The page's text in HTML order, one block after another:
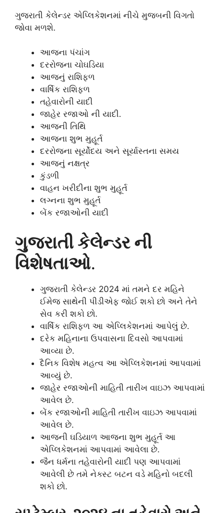
ગુજરાતી કેલેન્ડર એપ્લિકેશનમાં નીચે મુજબની વિગતો
જોવા મળશે.
આજના પંચાંગ
દરરોજના ચોઘડિયા
આજનું રાશિફળ
વાર્ષિક રાશિફળ
તહેવારોની યાદી
જાહેર રજાઓ ની યાદી.
આજની તિથિ
આજના શુભ મુહૂર્ત
દરરોજના સૂર્યોદય અને સૂર્યાસ્તના સમય
આજનું નક્ષત્ર
કુંડળી
વાહન ખરીદીના શુભ મુહૂર્ત
લગ્નના શુભ મુહૂર્ત
બેંક રજાઓની યાદી
ગુજરાતી કેલેન્ડર ની
વિશેષતાઓ.
ગુજરાતી કેલેન્ડર 2024 માં તમને દર મહિને
ઈમેજ સાથેની પીડીએફ જોઈ શકો છો અને તેને
સેવ કરી શકો છો.
વાર્ષિક રાશિફળ આ એપ્લિકેશનમાં આપેલું છે.
દરેક મહિનાના ઉપવાસના દિવસો આપવામાં
આવ્યા છે.
દૈનિક વિશેષ મહત્વ આ એપ્લિકેશનમાં આપવામાં
આવ્યું છે.
જાહેર રજાઓની માહિતી તારીખ વાઇઝ આપવામાં
આવેલ છે.
બેંક રજાઓની માહિતી તારીખ વાઇઝ આપવામાં
આવેલ છે.
આજની ઘડિયાળ આજના શુભ મુહૂર્ત આ
એપ્લિકેશનમાં આપવામાં આવેલા છે.
જૈન ધર્મના તહેવારોની યાદી પણ આપવામાં
આવેલી છે તમે નેક્સ્ટ બટન વડે મહિનો બદલી
શકો છો.